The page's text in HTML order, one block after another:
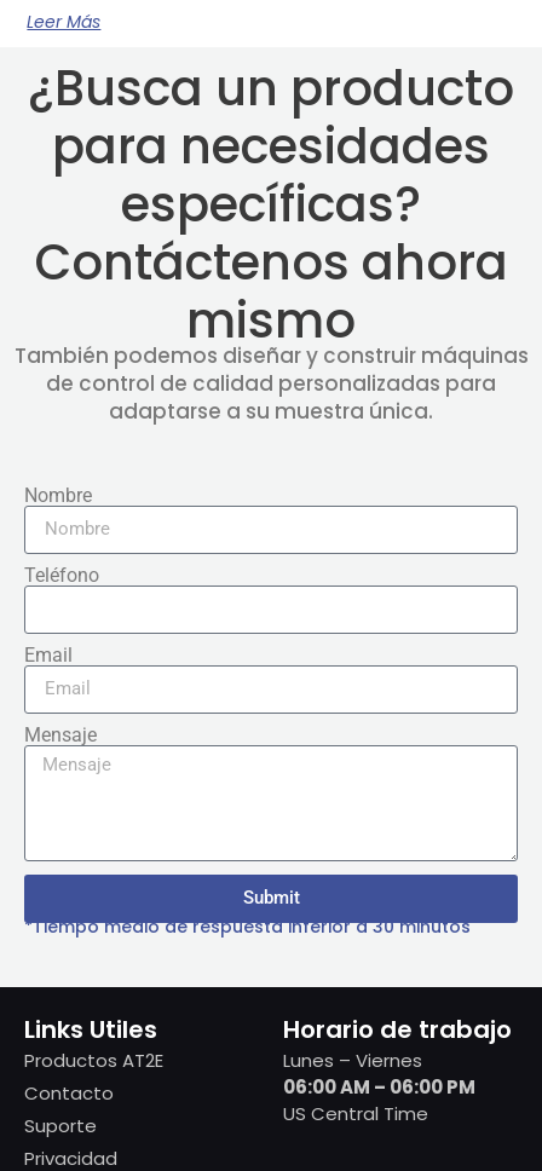
Leer Más
¿Busca un producto
para necesidades
específicas?
Contáctenos ahora
mismo
También podemos diseñar y construir máquinas
de control de calidad personalizadas para
adaptarse a su muestra única.
Nombre
Teléfono
Email
Mensaje
Submit
*Tiempo medio de respuesta inferior a 30 minutos
Links Utiles
Productos AT2E
Contacto
Suporte
Privacidad
Horario de trabajo
Lunes – Viernes
06:00 AM – 06:00 PM
US Central Time